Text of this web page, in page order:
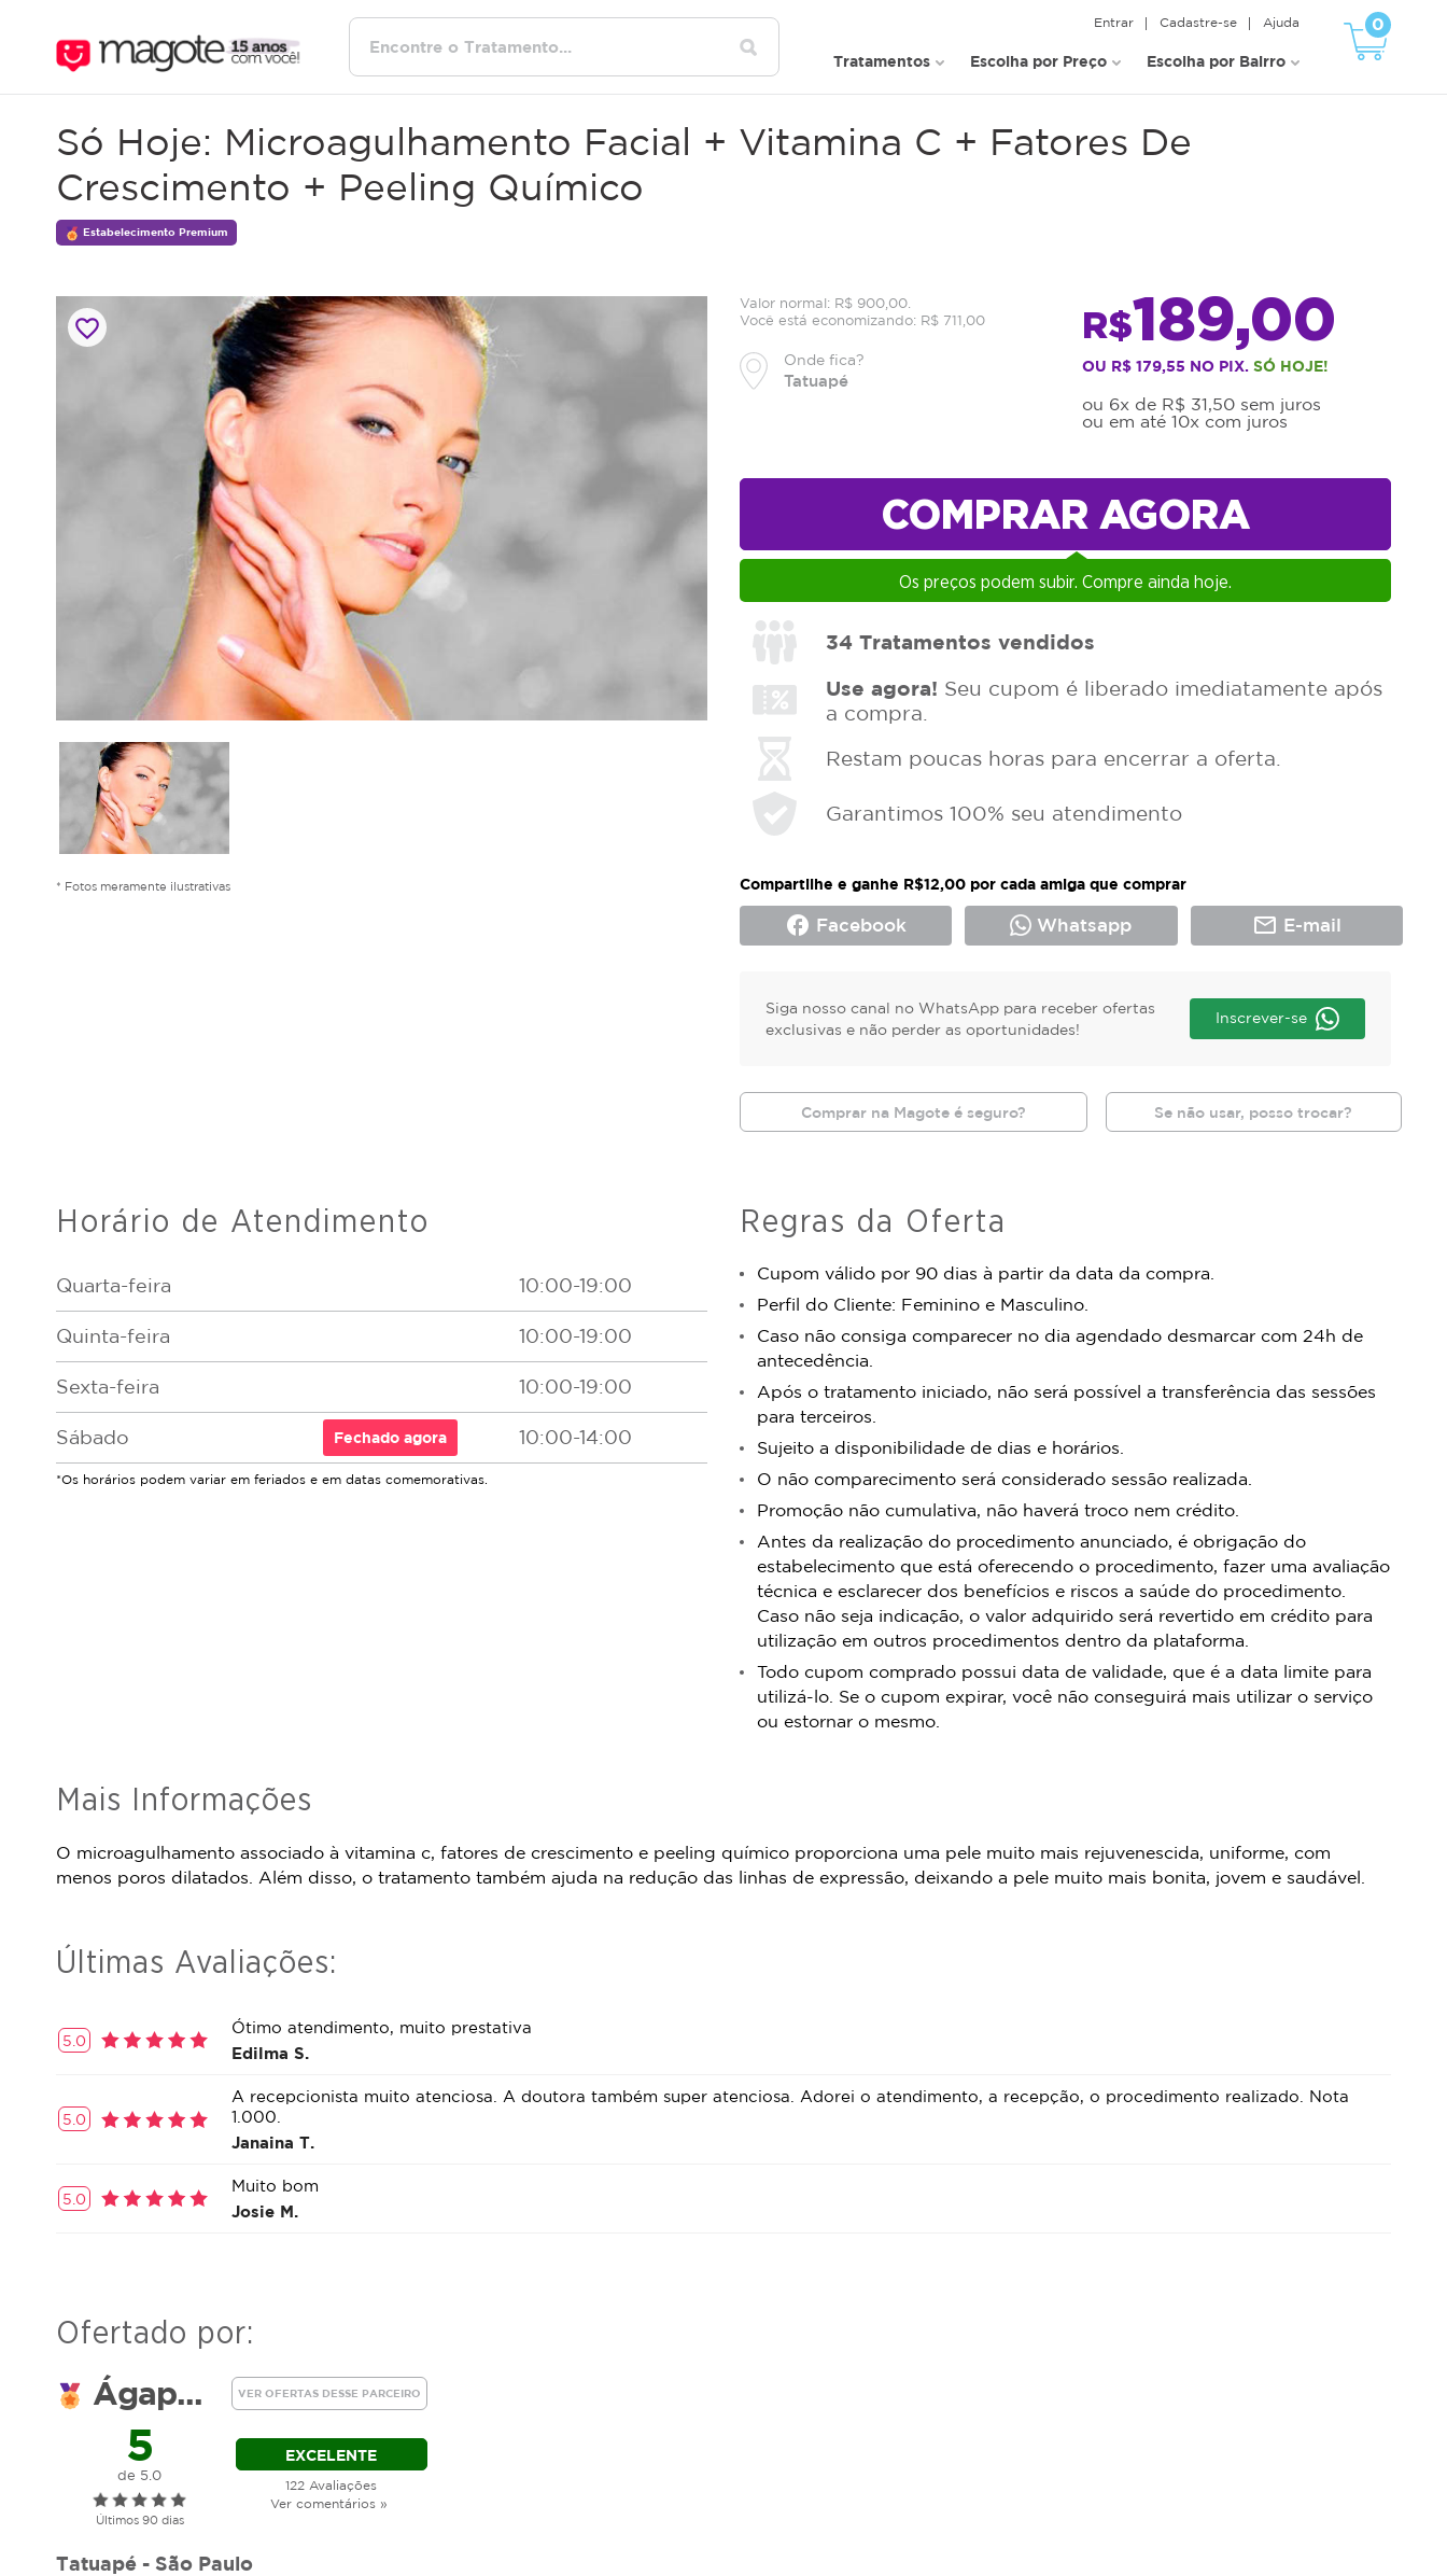
0
Entrar Cadastre-se Ajuda
Tratamentos Escolha por Preço Escolha por Bairro
Só Hoje: Microagulhamento Facial + Vitamina C + Fatores De
Crescimento + Peeling Químico
Estabelecimento Premium
favorite_border
* Fotos meramente ilustrativas
Valor normal: R$ 900,00.
Você está economizando: R$ 711,00
Onde fica?
Tatuapé
R$189,00
OU R$ 179,55 NO PIX. SÓ HOJE!
ou 6x de R$ 31,50 sem juros
ou em até 10x com juros
COMPRAR AGORA
Os preços podem subir. Compre ainda hoje.
34 Tratamentos vendidos
Use agora! Seu cupom é liberado imediatamente após
a compra.
Restam poucas horas para encerrar a oferta.
Garantimos 100% seu atendimento
Compartilhe e ganhe R$12,00 por cada amiga que comprar
facebook Facebook Whatsapp mail_outline E-mail
Siga nosso canal no WhatsApp para receber ofertas
exclusivas e não perder as oportunidades!
Inscrever-se
Comprar na Magote é seguro? Se não usar, posso trocar?
Horário de Atendimento
Quarta-feira 10:00-19:00
Quinta-feira 10:00-19:00
Sexta-feira 10:00-19:00
Sábado Fechado agora 10:00-14:00
*Os horários podem variar em feriados e em datas comemorativas.
Regras da Oferta
Cupom válido por 90 dias à partir da data da compra.
Perfil do Cliente: Feminino e Masculino.
Caso não consiga comparecer no dia agendado desmarcar com 24h de
antecedência.
Após o tratamento iniciado, não será possível a transferência das sessões
para terceiros.
Sujeito a disponibilidade de dias e horários.
O não comparecimento será considerado sessão realizada.
Promoção não cumulativa, não haverá troco nem crédito.
Antes da realização do procedimento anunciado, é obrigação do
estabelecimento que está oferecendo o procedimento, fazer uma avaliação
técnica e esclarecer dos benefícios e riscos a saúde do procedimento.
Caso não seja indicação, o valor adquirido será revertido em crédito para
utilização em outros procedimentos dentro da plataforma.
Todo cupom comprado possui data de validade, que é a data limite para
utilizá-lo. Se o cupom expirar, você não conseguirá mais utilizar o serviço
ou estornar o mesmo.
Mais Informações
O microagulhamento associado à vitamina c, fatores de crescimento e peeling químico proporciona uma pele muito mais rejuvenescida, uniforme, com
menos poros dilatados. Além disso, o tratamento também ajuda na redução das linhas de expressão, deixando a pele muito mais bonita, jovem e saudável.
Últimas Avaliações:
5.0
Ótimo atendimento, muito prestativa
Edilma S.
5.0
A recepcionista muito atenciosa. A doutora também super atenciosa. Adorei o atendimento, a recepção, o procedimento realizado. Nota
1.000.
Janaina T.
5.0
Muito bom
Josie M.
Ofertado por:
Ágap... VER OFERTAS DESSE PARCEIRO
5
de 5.0
Últimos 90 dias
EXCELENTE
122 Avaliações
Ver comentários »
Tatuapé - São Paulo